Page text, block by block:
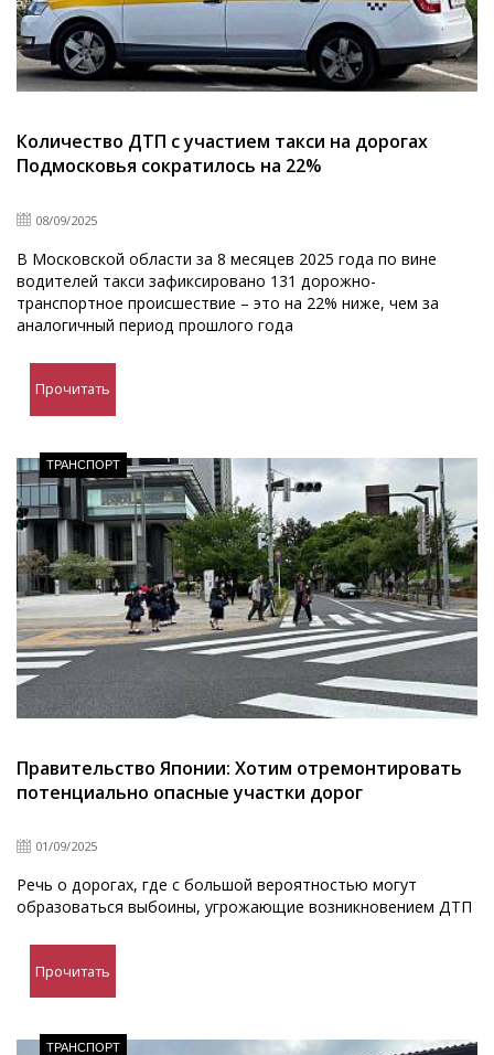
Количество ДТП с участием такси на дорогах
Подмосковья сократилось на 22%
08/09/2025
В Московской области за 8 месяцев 2025 года по вине
водителей такси зафиксировано 131 дорожно-
транспортное происшествие – это на 22% ниже, чем за
аналогичный период прошлого года
Прочитать
ТРАНСПОРТ
Правительство Японии: Хотим отремонтировать
потенциально опасные участки дорог
01/09/2025
Речь о дорогах, где с большой вероятностью могут
образоваться выбоины, угрожающие возникновением ДТП
Прочитать
ТРАНСПОРТ